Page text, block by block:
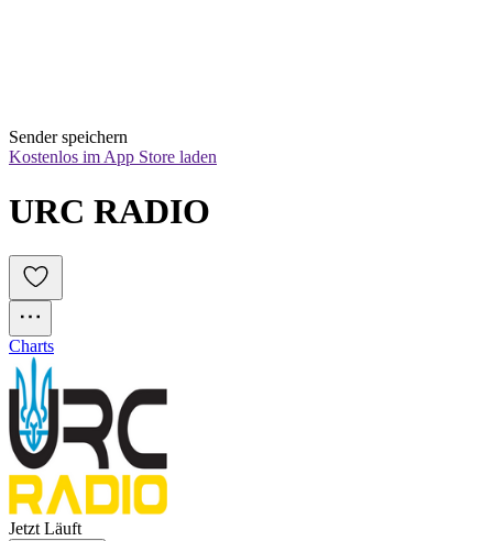
Sender speichern
Kostenlos im App Store laden
URC RADIO
Charts
Jetzt Läuft